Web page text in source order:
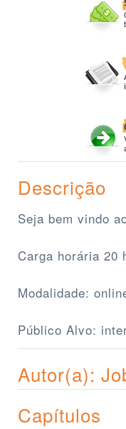
Descrição
Seja bem vindo
Carga horária 20
Modalidade:
Público Alvo:
Autor(a):
Capítulos